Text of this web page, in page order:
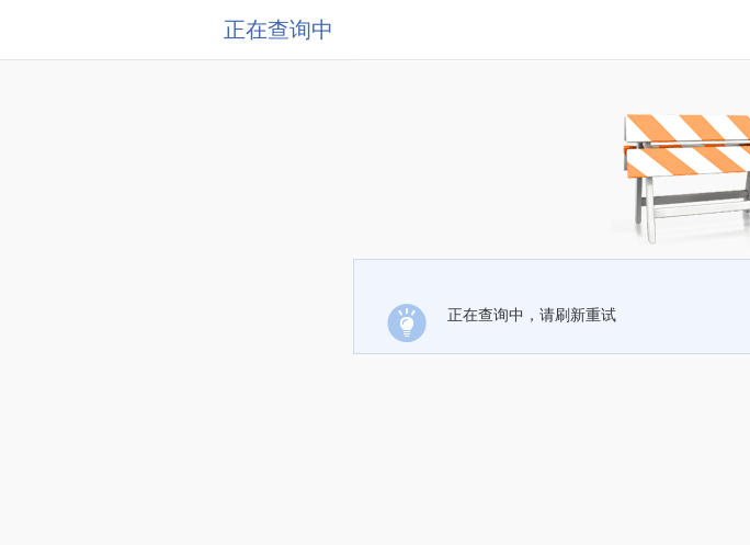
正在查询中
正在查询中，请刷新重试